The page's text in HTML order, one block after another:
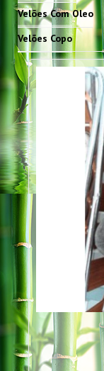
Velões Com Oleo
Velões Copo